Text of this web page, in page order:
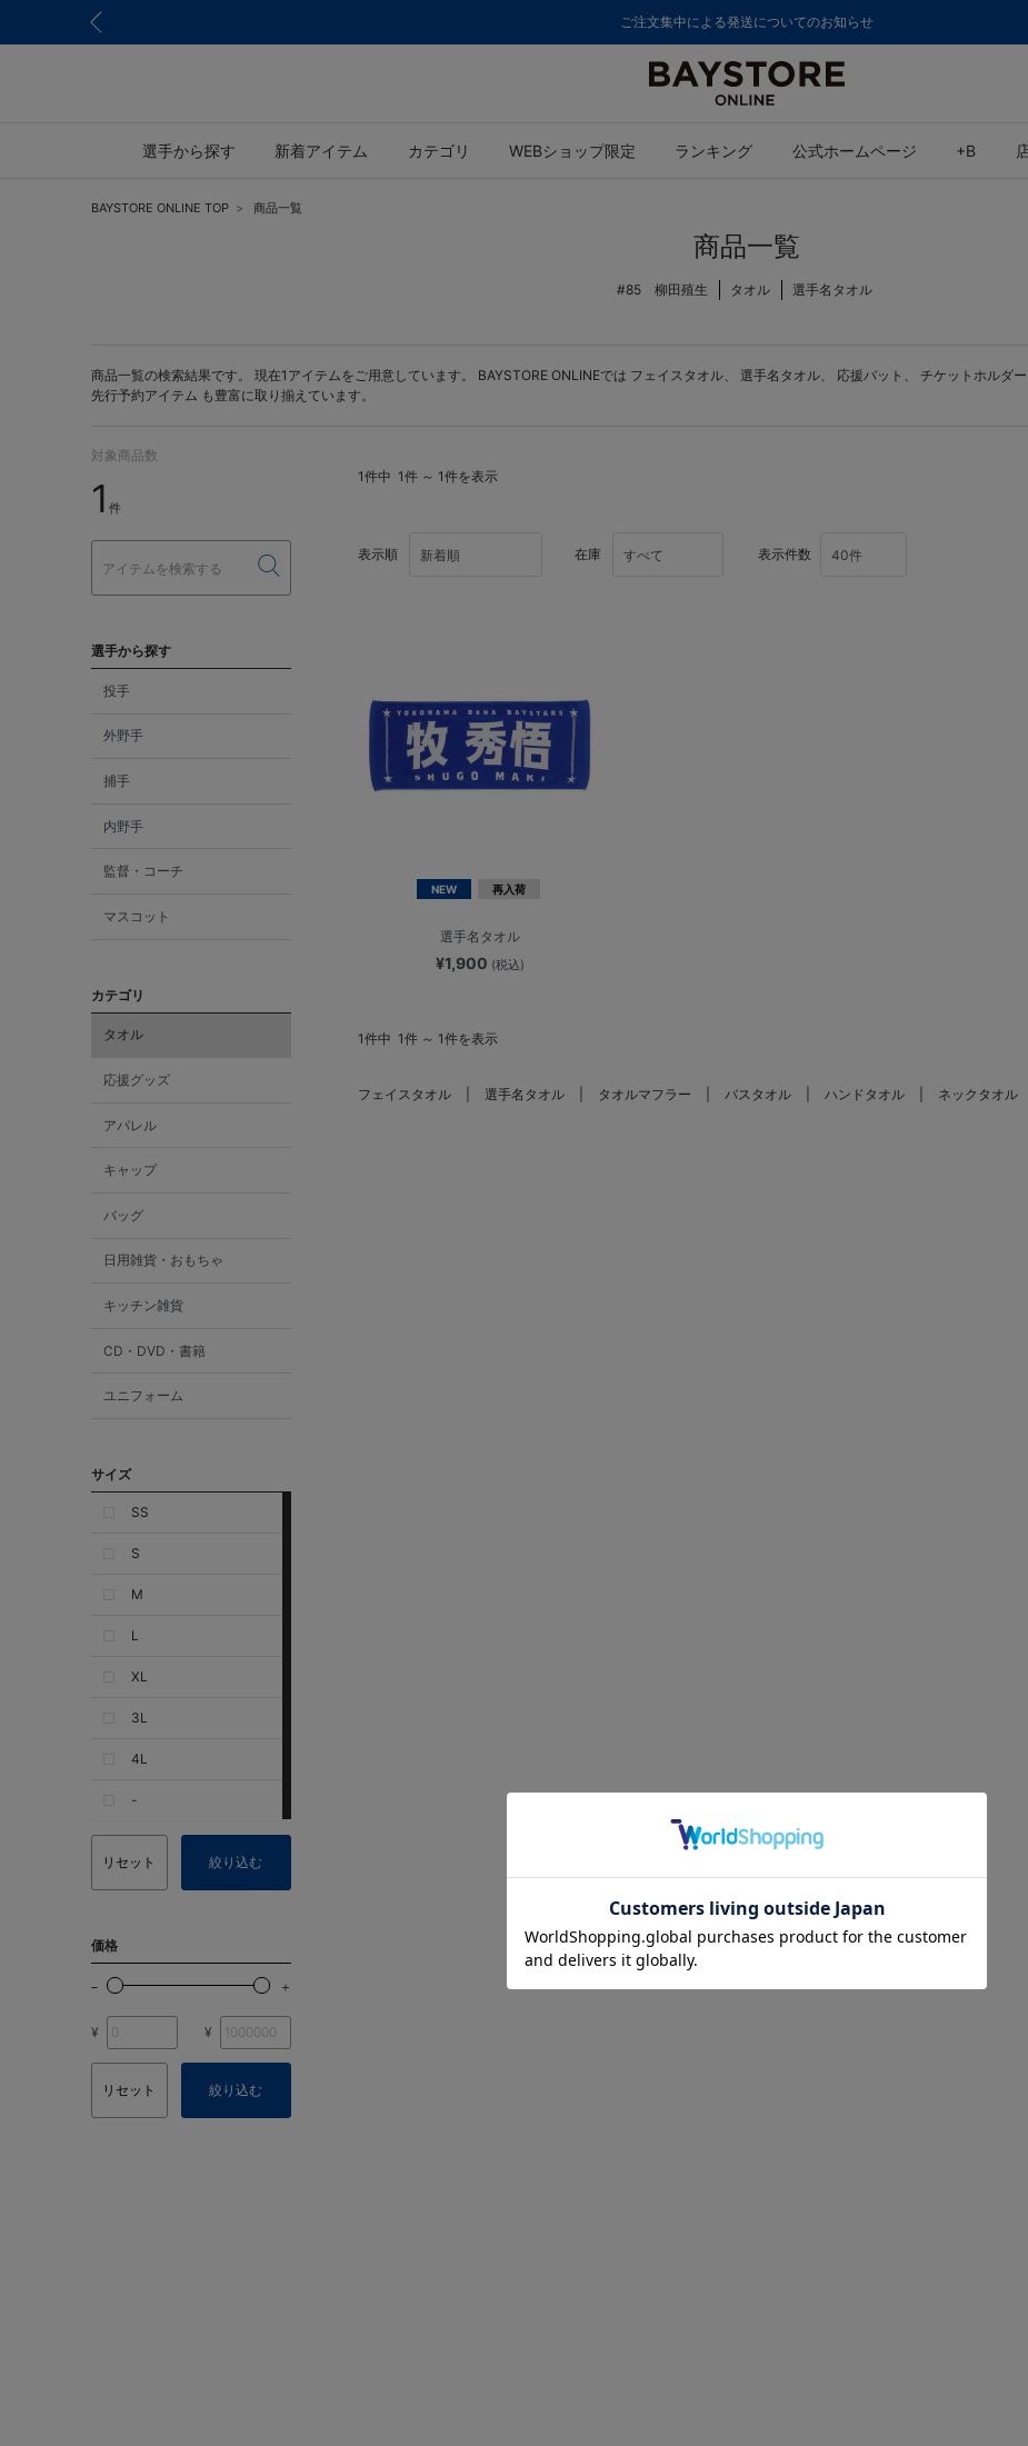
ご注文集中による発送についてのお知らせ
選手から探す 新着アイテム カテゴリ WEBショップ限定 ランキング 公式ホームページ +B
BAYSTORE ONLINE TOP 商品一覧
商品一覧
#85 柳田殖生 タオル 選手名タオル
商品一覧の検索結果です。 現在1アイテムをご用意しています。 BAYSTORE ONLINEでは フェイスタオル、 選手名タオル、 応援バット 、 チケットホルダー
先行予約アイテム も豊富に取り揃えています。
対象商品数
1 件
選手から探す
投手
外野手
捕手
内野手
監督・コーチ
マスコット
カテゴリ
タオル
応援グッズ
アパレル
キャップ
バッグ
日用雑貨・おもちゃ
キッチン雑貨
CD・DVD・書籍
ユニフォーム
サイズ
SS
S
M
L
XL
3L
4L
-
リセット 絞り込む
価格
¥ ¥
リセット 絞り込む
1件中 1件 ～ 1件を表示
表示順 在庫 表示件数
NEW 再入荷
選手名タオル
¥1,900 (税込)
1件中 1件 ～ 1件を表示
フェイスタオル 選手名タオル タオルマフラー バスタオル ハンドタオル ネックタオル